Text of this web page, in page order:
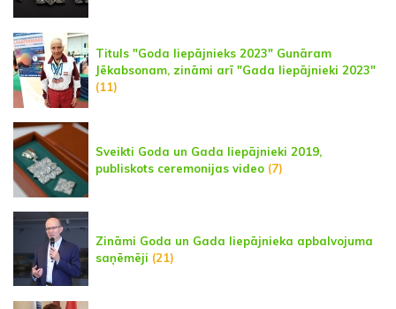
Tituls "Goda liepājnieks 2023" Gunāram
Jēkabsonam, zināmi arī "Gada liepājnieki 2023"
(11)
Sveikti Goda un Gada liepājnieki 2019,
publiskots ceremonijas video (7)
Zināmi Goda un Gada liepājnieka apbalvojuma
saņēmēji (21)